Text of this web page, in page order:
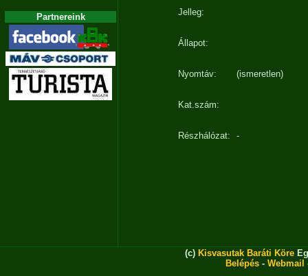
Partnereink Jelleg:
Állapot:
Nyomtáv: (ismeretlen)
Kat.szám:
Részhálózat: -
(c) Kisvasutak Baráti Köre
Belépés - Webmail